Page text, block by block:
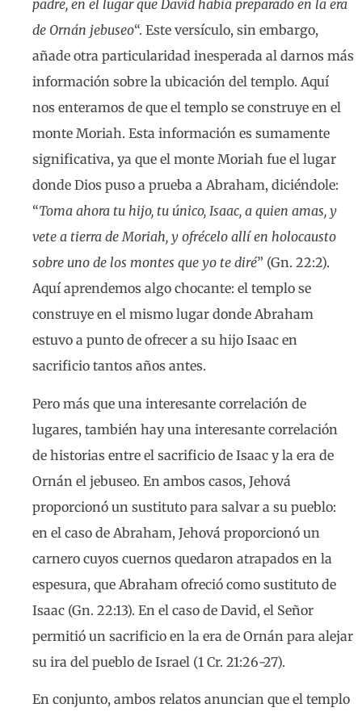
padre, en el lugar que David había preparado en la era
de Ornán jebuseo“. Este versículo, sin embargo,
añade otra particularidad inesperada al darnos más
información sobre la ubicación del templo. Aquí
nos enteramos de que el templo se construye en el
monte Moriah. Esta información es sumamente
significativa, ya que el monte Moriah fue el lugar
donde Dios puso a prueba a Abraham, diciéndole:
“Toma ahora tu hijo, tu único, Isaac, a quien amas, y
vete a tierra de Moriah, y ofrécelo allí en holocausto
sobre uno de los montes que yo te diré” (Gn. 22:2).
Aquí aprendemos algo chocante: el templo se
construye en el mismo lugar donde Abraham
estuvo a punto de ofrecer a su hijo Isaac en
sacrificio tantos años antes.
Pero más que una interesante correlación de
lugares, también hay una interesante correlación
de historias entre el sacrificio de Isaac y la era de
Ornán el jebuseo. En ambos casos, Jehová
proporcionó un sustituto para salvar a su pueblo:
en el caso de Abraham, Jehová proporcionó un
carnero cuyos cuernos quedaron atrapados en la
espesura, que Abraham ofreció como sustituto de
Isaac (Gn. 22:13). En el caso de David, el Señor
permitió un sacrificio en la era de Ornán para alejar
su ira del pueblo de Israel (1 Cr. 21:26-27).
En conjunto, ambos relatos anuncian que el templo